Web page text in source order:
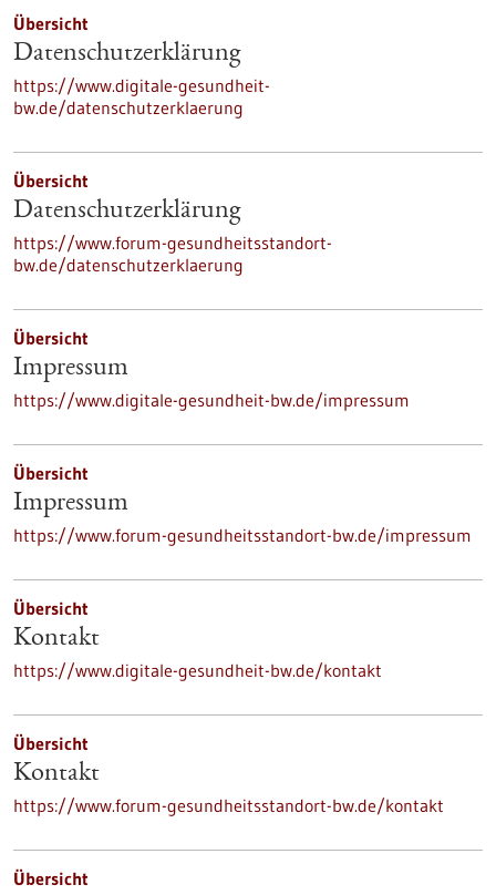
Übersicht
Datenschutzerklärung
https://www.digitale-gesundheit-
bw.de/datenschutzerklaerung
Übersicht
Datenschutzerklärung
https://www.forum-gesundheitsstandort-
bw.de/datenschutzerklaerung
Übersicht
Impressum
https://www.digitale-gesundheit-bw.de/impressum
Übersicht
Impressum
https://www.forum-gesundheitsstandort-bw.de/impressum
Übersicht
Kontakt
https://www.digitale-gesundheit-bw.de/kontakt
Übersicht
Kontakt
https://www.forum-gesundheitsstandort-bw.de/kontakt
Übersicht